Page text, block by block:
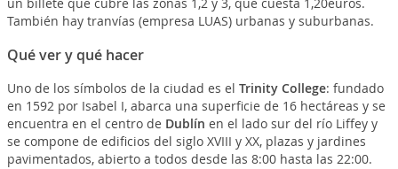
un billete que cubre las zonas 1,2 y 3, que cuesta 1,20euros.
También hay tranvías (empresa LUAS) urbanas y suburbanas.
Qué ver y qué hacer
Uno de los símbolos de la ciudad es el Trinity College: fundado
en 1592 por Isabel I, abarca una superficie de 16 hectáreas y se
encuentra en el centro de Dublín en el lado sur del río Liffey y
se compone de edificios del siglo XVIII y XX, plazas y jardines
pavimentados, abierto a todos desde las 8:00 hasta las 22:00.